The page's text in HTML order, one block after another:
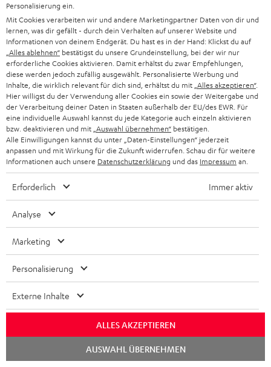
BIS ZU
45 €
RABATT
N
e
w
s
l
e
t
t
e
r
a
m
Wähle deinen Gutschein!
Melde dich für den Newsletter an und erhalte bis zu
45 € als Dankeschön.
EMAIL
WIDGET
JETZT
Personalisierung ein.
Mit Cookies verarbeiten wir und andere Marketingpartner Daten von dir und
lernen, was dir gefällt - durch dein Verhalten auf unserer Website und
Informationen von deinem Endgerät. Du hast es in der Hand: Klickst du auf
„Alles ablehnen“ bestätigst du unsere Grundeinstellung, bei der wir nur
erforderliche Cookies aktivieren. Damit erhältst du zwar Empfehlungen,
diese werden jedoch zufällig ausgewählt. Personalisierte Werbung und
Inhalte, die wirklich relevant für dich sind, erhältst du mit „Alles akzeptieren“.
Hier willigst du der Verwendung aller Cookies ein sowie der Weitergabe und
der Verarbeitung deiner Daten in Staaten außerhalb der EU/des EWR. Für
eine individuelle Auswahl kannst du jede Kategorie auch einzeln aktivieren
bzw. deaktivieren und mit „Auswahl übernehmen“ bestätigen.
Alle Einwilligungen kannst du unter „Daten-Einstellungen“ jederzeit
anpassen und mit Wirkung für die Zukunft widerrufen. Schau dir für weitere
Informationen auch unsere Datenschutzerklärung und das Impressum an.
Erforderlich Immer aktiv
Analyse
Marketing
Personalisierung
Externe Inhalte
ALLES AKZEPTIEREN
AUSWAHL ÜBERNEHMEN